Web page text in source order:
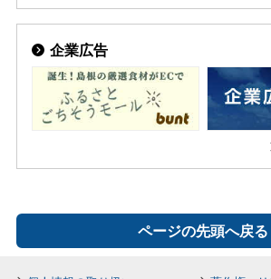
企業広告
ページの先頭へ戻る